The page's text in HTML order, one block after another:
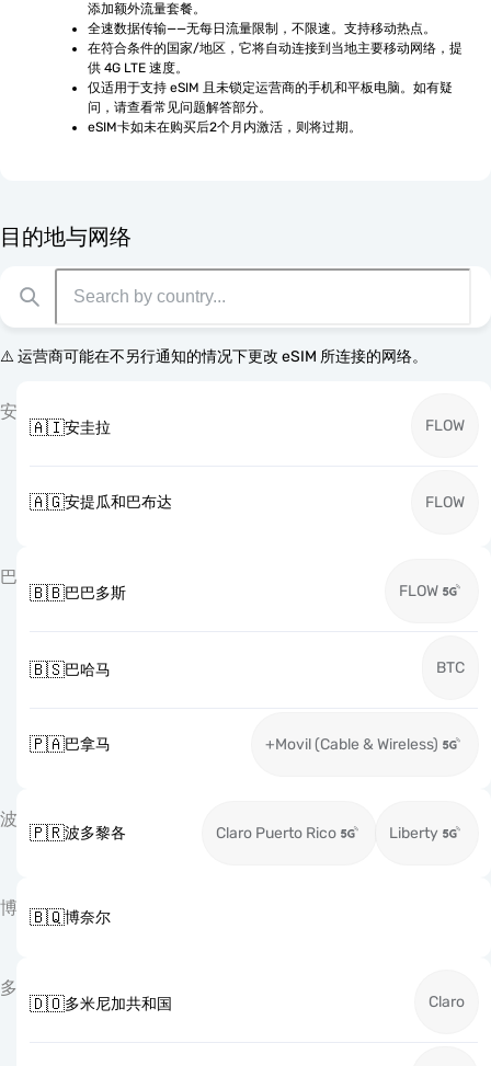
添加额外流量套餐。
全速数据传输——无每日流量限制，不限速。支持移动热点。
在符合条件的国家/地区，它将自动连接到当地主要移动网络，提
供 4G LTE 速度。
仅适用于支持 eSIM 且未锁定运营商的手机和平板电脑。如有疑
问，请查看常见问题解答部分。
eSIM卡如未在购买后2个月内激活，则将过期。
目的地与网络
⚠️ 运营商可能在不另行通知的情况下更改 eSIM 所连接的网络。
安
🇦🇮安圭拉 FLOW
🇦🇬安提瓜和巴布达 FLOW
巴
🇧🇧巴巴多斯 FLOW
🇧🇸巴哈马 BTC
🇵🇦巴拿马 +Movil (Cable & Wireless)
波
🇵🇷波多黎各 Claro Puerto Rico Liberty
博 🇧🇶博奈尔
多
🇩🇴多米尼加共和国 Claro